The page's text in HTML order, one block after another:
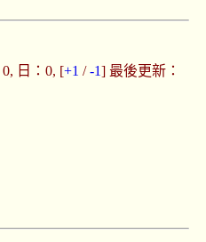
日：0, [+1 /-1] 最後更新：